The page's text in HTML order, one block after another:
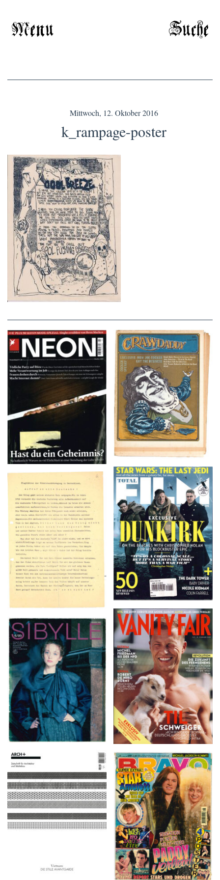
Menu Suche
Mittwoch, 12. Oktober 2016
k_rampage-poster
NEON – OKTOBER
2008
Crawdaddy – June/11/72
TOTAL FILM #260 –
SUMMER 2017
Flugblätter der Weissen
Rose – V, Januar 1943
VANITY FAIR – Nr. 7 –
8. Februar 2007
SIBYLLE 6/89
ARCH+ Nr. 226, Herbst
2016
BRAVO – Nr. 8, 13. Febr.
1997